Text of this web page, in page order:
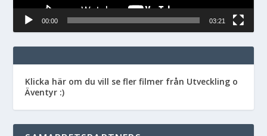
00:00 03:21
Klicka här om du vill se fler filmer från Utveckling o
Äventyr :)